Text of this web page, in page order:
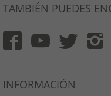
TAMBIÉN PUEDES
INFORMACIÓN